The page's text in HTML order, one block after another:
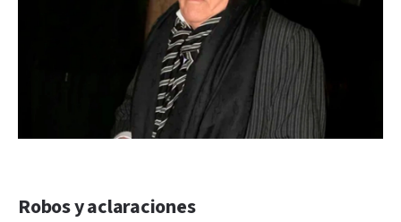
Robos y aclaraciones